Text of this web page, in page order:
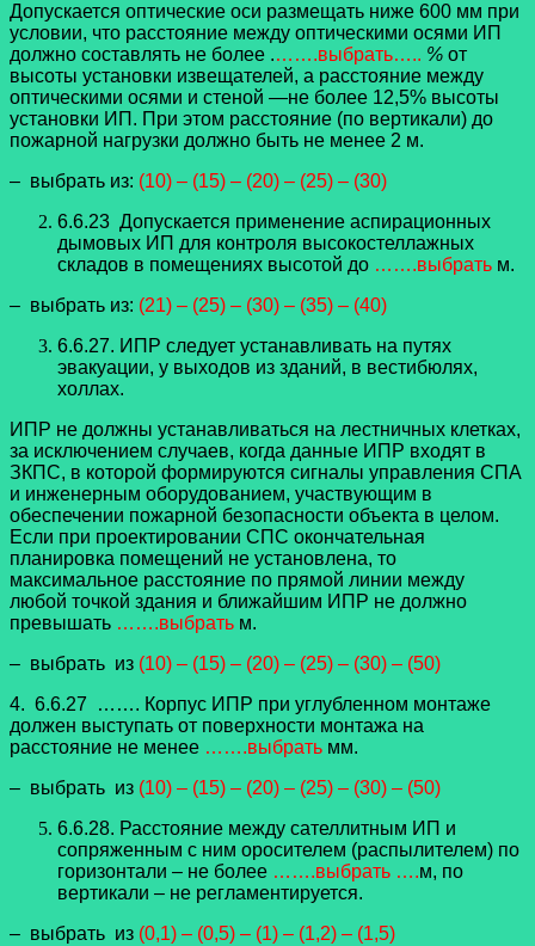
Допускается оптические оси размещать ниже 600 мм при
условии, что расстояние между оптическими осями ИП
должно составлять не более .…….выбрать….. % от
высоты установки извещателей, а расстояние между
оптическими осями и стеной —не более 12,5% высоты
установки ИП. При этом расстояние (по вертикали) до
пожарной нагрузки должно быть не менее 2 м.
– выбрать из: (10) – (15) – (20) – (25) – (30)
6.6.23 Допускается применение аспирационных
дымовых ИП для контроля высокостеллажных
складов в помещениях высотой до …….выбрать м.
– выбрать из: (21) – (25) – (30) – (35) – (40)
6.6.27. ИПР следует устанавливать на путях
эвакуации, у выходов из зданий, в вестибюлях,
холлах.
ИПР не должны устанавливаться на лестничных клетках,
за исключением случаев, когда данные ИПР входят в
ЗКПС, в которой формируются сигналы управления СПА
и инженерным оборудованием, участвующим в
обеспечении пожарной безопасности объекта в целом.
Если при проектировании СПС окончательная
планировка помещений не установлена, то
максимальное расстояние по прямой линии между
любой точкой здания и ближайшим ИПР не должно
превышать …….выбрать м.
– выбрать из (10) – (15) – (20) – (25) – (30) – (50)
4. 6.6.27 ……. Корпус ИПР при углубленном монтаже
должен выступать от поверхности монтажа на
расстояние не менее …….выбрать мм.
– выбрать из (10) – (15) – (20) – (25) – (30) – (50)
6.6.28. Расстояние между сателлитным ИП и
сопряженным с ним оросителем (распылителем) по
горизонтали – не более …….выбрать ….м, по
вертикали – не регламентируется.
– выбрать из (0,1) – (0,5) – (1) – (1,2) – (1,5)